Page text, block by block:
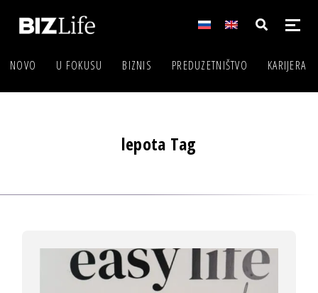
NOVO U FOKUSU BIZNIS PREDUZETNIŠTVO KARIJERA
lepota Tag